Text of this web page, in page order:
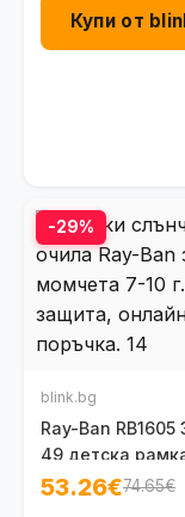
Купи от
-29%
blink.bg
Ray-Ban RB1605
49 детска
очила за момче
53.26€74.65€